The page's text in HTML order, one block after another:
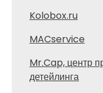
Kolobox.ru
MACservice
Mr.Cap, центр
детейлинга